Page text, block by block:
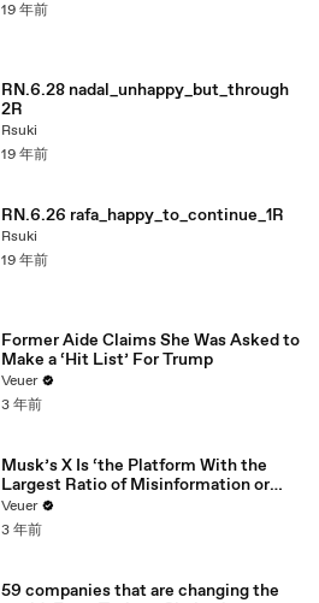
19 年前
RN.6.28 nadal_unhappy_but_through
2R
Rsuki
19 年前
RN.6.26 rafa_happy_to_continue_1R
Rsuki
19 年前
Former Aide Claims She Was Asked to
Make a ‘Hit List’ For Trump
Veuer
3 年前
Musk’s X Is ‘the Platform With the
Largest Ratio of Misinformation or
Disinformation’ Amongst All Social
Media Platforms
Veuer
3 年前
59 companies that are changing the